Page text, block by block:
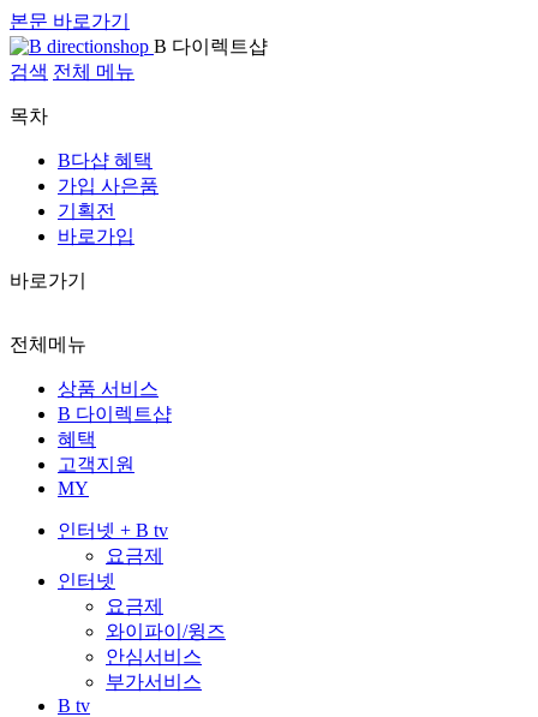
본문 바로가기
B 다이렉트샵
검색 전체 메뉴
목차
B다샵 혜택
가입 사은품
기획전
바로가입
바로가기
전체메뉴
상품 서비스
B 다이렉트샵
혜택
고객지원
MY
인터넷 + B tv
요금제
인터넷
요금제
와이파이/윙즈
안심서비스
부가서비스
B tv